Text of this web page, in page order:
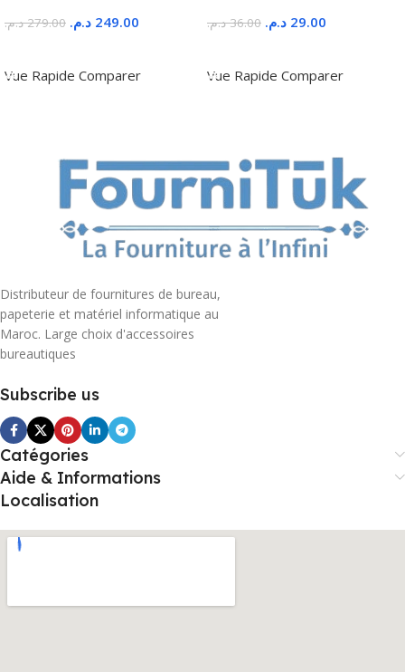
279.00 د.م. 249.00 د.م.
Vue Rapide Comparer
36.00 د.م. 29.00 د.م.
Vue Rapide Comparer
Distributeur de fournitures de bureau,
papeterie et matériel informatique au
Maroc. Large choix d'accessoires
bureautiques
Subscribe us
Catégories
Aide & Informations
Localisation